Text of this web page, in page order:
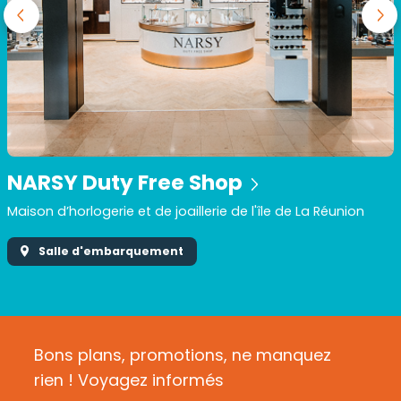
NARSY Duty Free Shop
Maison d’horlogerie et de joaillerie de l'île de La Réunion
Salle d'embarquement
Bons plans, promotions, ne manquez
rien ! Voyagez informés